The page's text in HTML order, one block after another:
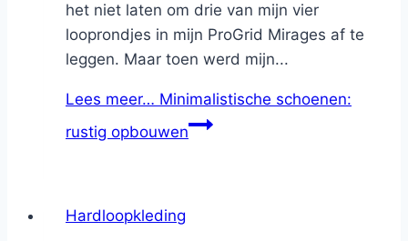
het niet laten om drie van mijn vier
looprondjes in mijn ProGrid Mirages af te
leggen. Maar toen werd mijn...
Lees meer… Minimalistische schoenen:
rustig opbouwen
Hardloopkleding